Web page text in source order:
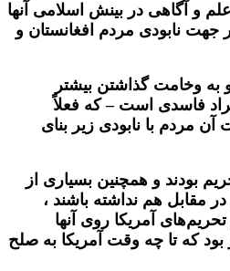
و آگاهی در بینش اسلامی آنها
نابودی مردم افغانستان و
وخامت گذاشتن بیشتر
فاسدی است – که فعلاً
مردم با نابودی زیر بنای
بودند و همچنین بسیاری از
مقابل هم نداشته باشند ،
آمریکا روی آنها
که تا چه‌ وقت آمریکا به صلح